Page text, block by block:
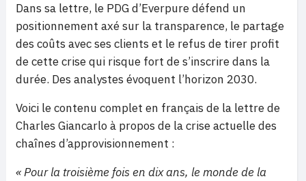
Dans sa lettre, le PDG d’Everpure défend un
positionnement axé sur la transparence, le partage
des coûts avec ses clients et le refus de tirer profit
de cette crise qui risque fort de s’inscrire dans la
durée. Des analystes évoquent l’horizon 2030.
Voici le contenu complet en français de la lettre de
Charles Giancarlo à propos de la crise actuelle des
chaînes d’approvisionnement :
«Pour la troisième fois en dix ans, le monde de la